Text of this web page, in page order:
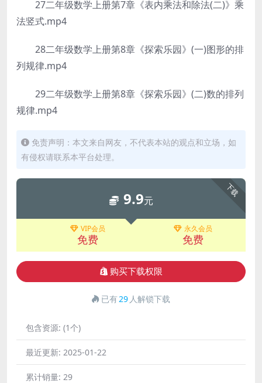
27二年级数学上册第7章《表内乘法和除法(二)》乘
法竖式.mp4
28二年级数学上册第8章《探索乐园》(一)图形的排
列规律.mp4
29二年级数学上册第8章《探索乐园》(二)数的排列
规律.mp4
免责声明：本文来自网友，不代表本站的观点和立场，如
有侵权请联系本平台处理。
下载
9.9元
VIP会员
免费
永久会员
免费
购买下载权限
已有29 人解锁下载
包含资源: (1个)
最近更新: 2025-01-22
累计销量: 29